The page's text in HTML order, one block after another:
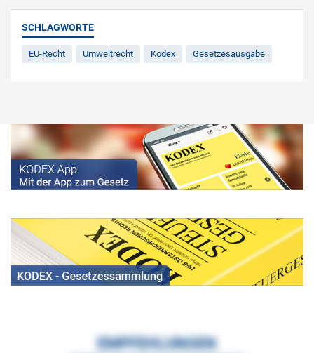
SCHLAGWORTE
EU-Recht Umweltrecht Kodex Gesetzesausgabe
EMPFEHLUNGEN